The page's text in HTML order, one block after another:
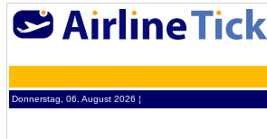
Donnerstag, 06. August 2026 ¦